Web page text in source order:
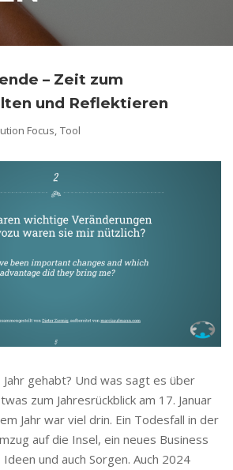
– Zeit zum
und Reflektieren
Focus, Tool
Jahr gehabt? Und was sagt es über
zum Jahresrückblick am 17. Januar
Jahr war viel drin. Ein Todesfall in der
auf die Insel, ein neues Business
und auch Sorgen. Auch 2024